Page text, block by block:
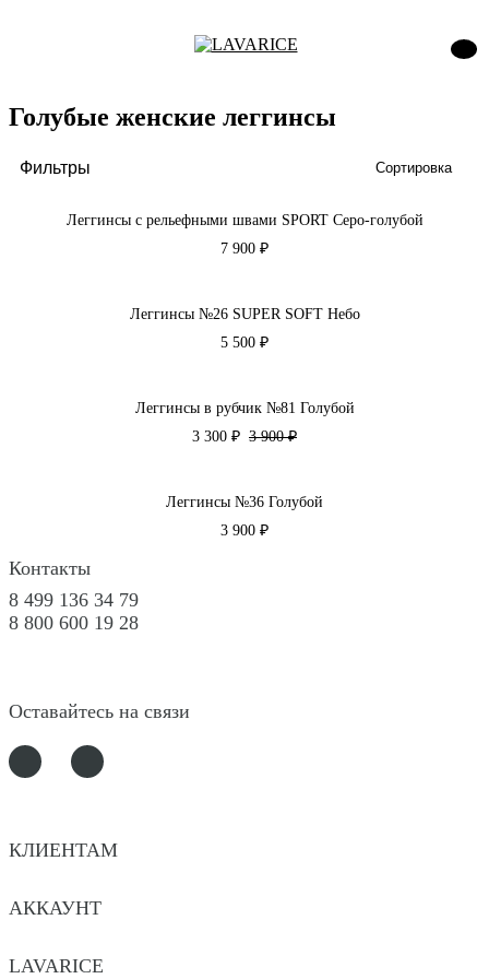
Голубые женские леггинсы
Фильтры Сортировка
Леггинсы с рельефными швами SPORT Серо-голубой
7 900 ₽
Леггинсы №26 SUPER SOFT Небо
5 500 ₽
Леггинсы в рубчик №81 Голубой
3 300 ₽ 3 900 ₽
Леггинсы №36 Голубой
3 900 ₽
КЛИЕНТАМ
АККАУНТ
LAVARICE
Контакты
8 499 136 34 79
8 800 600 19 28
Оставайтесь на связи